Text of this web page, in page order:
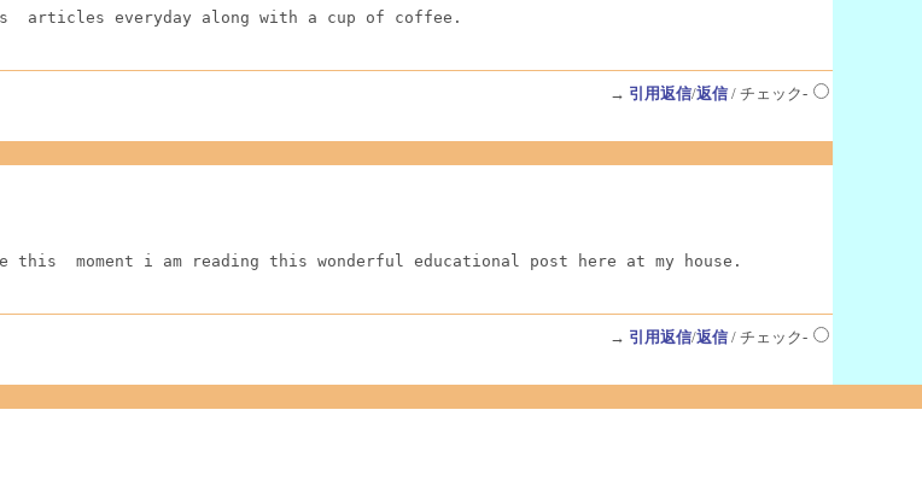
articles everyday along with a cup of coffee.
→ 引用返信/返信/ チェック-
moment i am reading this wonderful educational post here at my house.
→ 引用返信/返信/ チェック-